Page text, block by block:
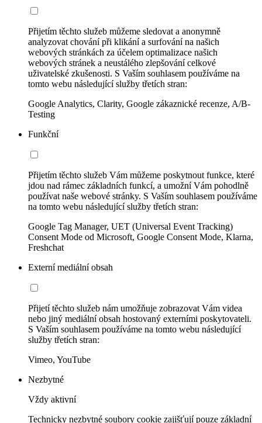
Přijetím těchto služeb můžeme sledovat a anonymně
analyzovat chování při klikání a surfování na našich
webových stránkách za účelem optimalizace našich
webových stránek a neustálého zlepšování celkové
uživatelské zkušenosti. S Vaším souhlasem používáme na
tomto webu následující služby třetích stran:
Google Analytics, Clarity, Google zákaznické recenze, A/B-
Testing
Funkční
Přijetím těchto služeb Vám můžeme poskytnout funkce, které
jdou nad rámec základních funkcí, a umožní Vám pohodlně
používat naše webové stránky. S Vaším souhlasem používáme
na tomto webu následující služby třetích stran:
Google Tag Manager, UET (Universal Event Tracking)
Consent Mode od Microsoft, Google Consent Mode, Klarna,
Freshchat
Externí mediální obsah
Přijetí těchto služeb nám umožňuje zobrazovat Vám videa
nebo jiný mediální obsah hostovaný externími poskytovateli.
S Vaším souhlasem používáme na tomto webu následující
služby třetích stran:
Vimeo, YouTube
Nezbytné
Vždy aktivní
Technicky nezbytné soubory cookie zajišťují pouze základní